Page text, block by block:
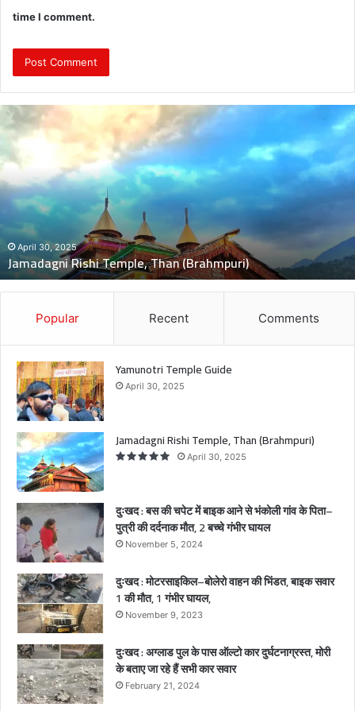
time I comment.
J
a
a
d
a
n
i
s
T
April 30, 2025
Jamadagni Rishi Temple, Than (Brahmpuri)
Popular Recent Comments
Yamunotri Temple Guide
April 30, 2025
Jamadagni Rishi Temple, Than (Brahmpuri)
April 30, 2025
दुःखद : बस की चपेट में बाइक आने से भंकोली गांव के पिता–
पुत्री की दर्दनाक मौत, 2 बच्चे गंभीर घायल
November 5, 2024
दुःखद : मोटरसाइकिल–बोलेरो वाहन की भिंडत, बाइक सवार
1 की मौत, 1 गंभीर घायल,
November 9, 2023
दुःखद : अग्लाड पुल के पास ऑल्टो कार दुर्घटनाग्रस्त, मोरी
के बताए जा रहे हैं सभी कार सवार
February 21, 2024